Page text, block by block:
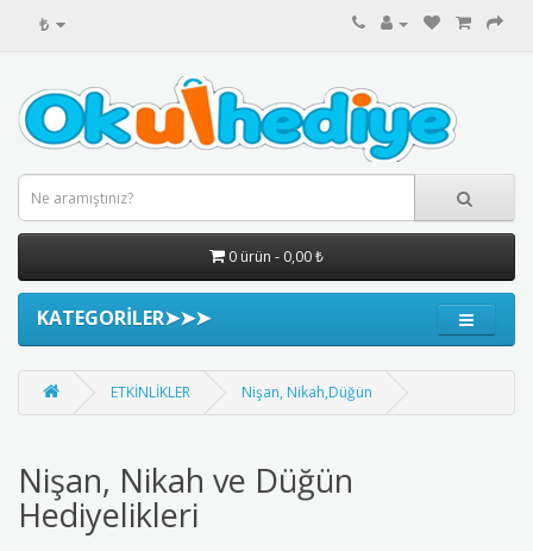
₺
0 ürün - 0,00 ₺
KATEGORİLER➤➤➤
ETKİNLİKLER Nişan, Nikah,Düğün
Nişan, Nikah ve Düğün
Hediyelikleri